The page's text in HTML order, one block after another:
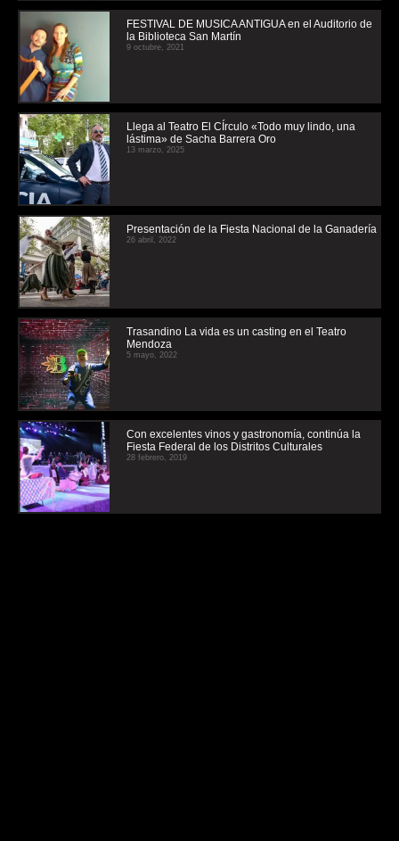
FESTIVAL DE MUSICA ANTIGUA en el Auditorio de
la Biblioteca San Martín
9 octubre, 2021
Llega al Teatro El CÍrculo «Todo muy lindo, una
lástima» de Sacha Barrera Oro
13 marzo, 2025
Presentación de la Fiesta Nacional de la Ganadería
26 abril, 2022
Trasandino La vida es un casting en el Teatro
Mendoza
5 mayo, 2022
Con excelentes vinos y gastronomía, continúa la
Fiesta Federal de los Distritos Culturales
28 febrero, 2019